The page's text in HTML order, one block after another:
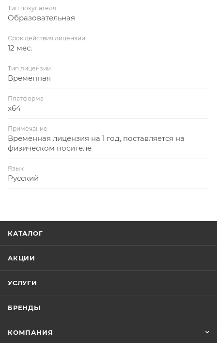
Тип покупателя
Образовательная
Срок действия лицензии
12 мес.
Тип лицензии
Временная
Платформа
x64
Примечание
Временная лицензия на 1 год, поставляется на
физическом носителе
Язык
Русский
КАТАЛОГ
АКЦИИ
УСЛУГИ
БРЕНДЫ
КОМПАНИЯ